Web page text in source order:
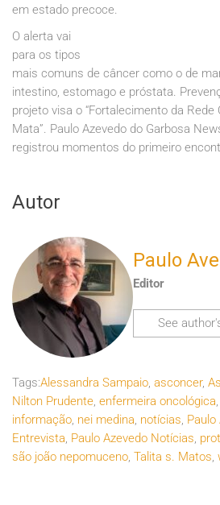
em estado precoce.
O alerta vai
para os tipos
mais comuns de câncer como o de
intestino, estomago e próstata.
projeto visa o “Fortalecimento da Rede
Mata”. Paulo Azevedo do Garbosa
registrou momentos do primeiro
Autor
Paulo
Editor
See
Tags:Alessandra Sampaio, asconcer,
Nilton Prudente, enfermeira oncológica,
informação, nei medina, notícias, Paulo
Entrevista, Paulo Azevedo Notícias,
são joão nepomuceno, Talita s. Matos,